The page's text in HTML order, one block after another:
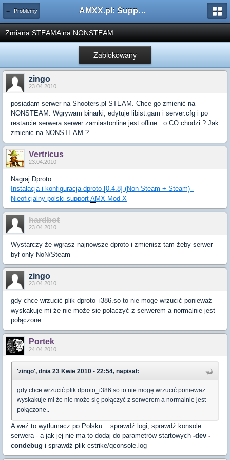
← Problemy AMXX.pl: Support AMX Mod X i SourceMod
Zmiana STEAMA na NONSTEAM
Zablokowany
zingo
23.04.2010
posiadam serwer na Shooters.pl STEAM. Chce go zmienić na
NONSTEAM. Wgrywam binarki, edytuje libist.gam i server.cfg i po
restarcie serwera serwer zamiastonline jest ofline.. o CO chodzi ? Jak
zmienic na NONSTEAM ?
Vertricus
23.04.2010
Nagraj Dproto:
Instalacja i konfiguracja dproto [0.4.8] (Non Steam + Steam) -
Nieoficjalny polski support AMX Mod X
hardbot
23.04.2010
Wystarczy że wgrasz najnowsze dproto i zmienisz tam żeby serwer
był only NoN/Steam
zingo
23.04.2010
gdy chce wrzucić plik dproto_i386.so to nie mogę wrzucić ponieważ
wyskakuje mi że nie może się połączyć z serwerem a normalnie jest
połączone..
Portek
24.04.2010
'zingo', dnia 23 Kwie 2010 - 22:54, napisał:
gdy chce wrzucić plik dproto_i386.so to nie mogę wrzucić ponieważ
wyskakuje mi że nie może się połączyć z serwerem a normalnie jest
połączone..
A weź to wytłumacz po Polsku... sprawdź logi, sprawdź konsole
serwera - a jak jej nie ma to dodaj do parametrów startowych -dev -
condebug i sprawdź plik cstrike/qconsole.log